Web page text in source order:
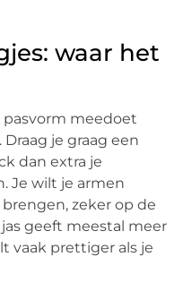
waar het
meedoet
je graag een
dan extra je
Je wilt je armen
zeker op de
geeft meestal meer
vaak prettiger als je